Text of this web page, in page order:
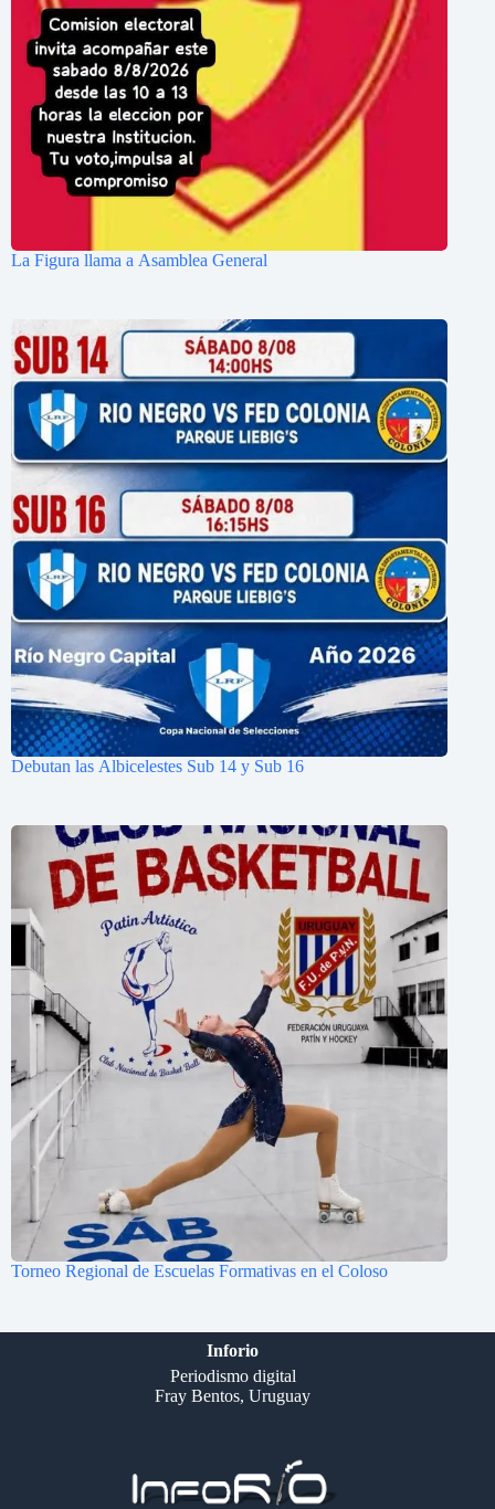
La Figura llama a Asamblea General
Debutan las Albicelestes Sub 14 y Sub 16
Torneo Regional de Escuelas Formativas en el Coloso
Inforio
Periodismo digital
Fray Bentos, Uruguay